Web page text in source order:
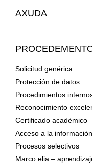
AXUDA
Solicitud genérica
Protección de datos
Procedimientos
Reconocimiento
Certificado académico
Acceso a la
Procesos selectivos
Marco elia –